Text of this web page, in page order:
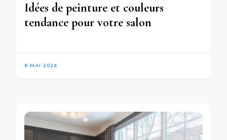
Idées de peinture et couleurs
tendance pour votre salon
6 MAI 2024